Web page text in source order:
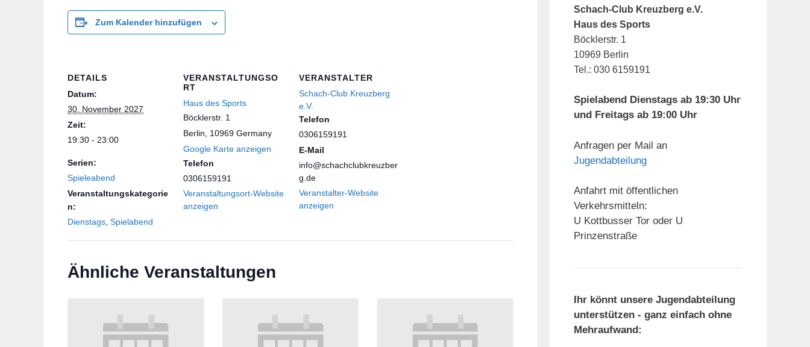
Zum Kalender hinzufügen
DETAILS
Datum:
30. November 2027
Zeit:
19:30 - 23:00
Serien:
Spieleabend
Veranstaltungskategorie
n:
Dienstags, Spielabend
VERANSTALTUNGSO
RT
Haus des Sports
Böcklerstr. 1
Berlin, 10969 Germany
Google Karte anzeigen
Telefon
0306159191
Veranstaltungsort-Website
anzeigen
VERANSTALTER
Schach-Club Kreuzberg
e.V.
Telefon
0306159191
E-Mail
info@schachclubkreuzber
g.de
Veranstalter-Website
anzeigen
Ähnliche Veranstaltungen
Schach-Club Kreuzberg e.V.
Haus des Sports
Böcklerstr. 1
10969 Berlin
Tel.: 030 6159191
Spielabend Dienstags ab 19:30 Uhr
und Freitags ab 19:00 Uhr
Anfragen per Mail an
Jugendabteilung
Anfahrt mit öffentlichen
Verkehrsmitteln:
U Kottbusser Tor oder U
Prinzenstraße
Ihr könnt unsere Jugendabteilung
unterstützen - ganz einfach ohne
Mehraufwand: